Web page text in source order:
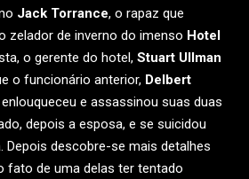
Jack Torrance, o rapaz que
zelador de inverno do imenso Hotel
o gerente do hotel, Stuart Ullman
o funcionário anterior, Delbert
e assassinou suas duas
depois a esposa, e se suicidou
Depois descobre-se mais detalhes
fato de uma delas ter tentado